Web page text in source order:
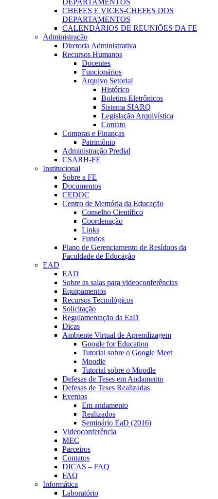
DEPARTAMENTOS
CHEFES E VICES-CHEFES DOS
DEPARTAMENTOS
CALENDÁRIOS DE REUNIÕES DA FE
Administração
Diretoria Administrativa
Recursos Humanos
Docentes
Funcionários
Arquivo Setorial
Histórico
Boletins Eletrônicos
Sistema SIARQ
Legislação Arquivística
Contato
Compras e Finanças
Patrimônio
Administração Predial
CSARH-FE
Institucional
Sobre a FE
Documentos
CEDOC
Centro de Memória da Educação
Conselho Científico
Coordenação
Links
Fundos
Plano de Gerenciamento de Resíduos da
Faculdade de Educação
EAD
EAD
Sobre as salas para videoconferências
Equipamentos
Recursos Tecnológicos
Solicitação
Regulamentação da EaD
Dicas
Ambiente Virtual de Aprendizagem
Google for Education
Tutorial sobre o Google Meet
Moodle
Tutorial sobre o Moodle
Defesas de Teses em Andamento
Defesas de Teses Realizadas
Eventos
Em andamento
Realizados
Seminário EaD (2016)
Videoconferência
MEC
Parceiros
Contatos
DICAS – FAQ
FAQ
Informática
Laboratório